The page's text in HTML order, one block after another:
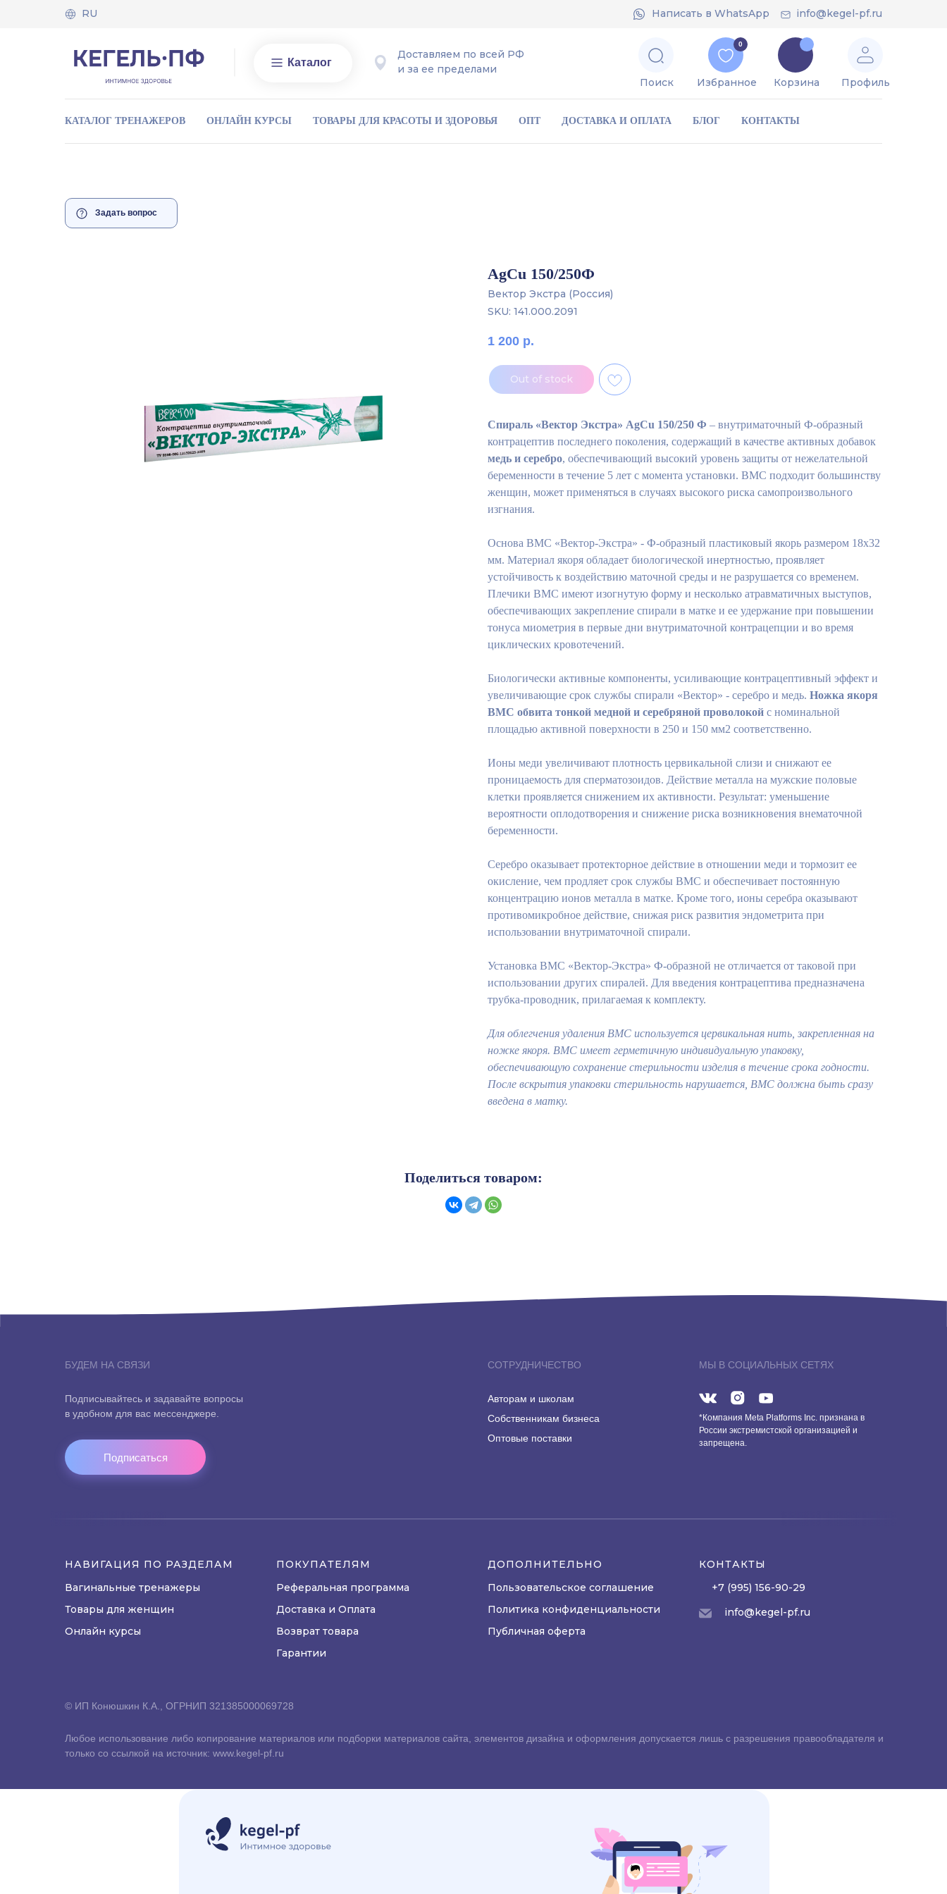
Напиcать в WhatsApp
RU info@kegel-pf.ru
Доставляем по всей РФ
и за ее пределами
Поиск
Избранное Корзина Профиль
Каталог
0
КАТАЛОГ ТРЕНАЖЕРОВ ОНЛАЙН КУРСЫ ТОВАРЫ ДЛЯ КРАСОТЫ И ЗДОРОВЬЯ ОПТ ДОСТАВКА И ОПЛАТА БЛОГ КОНТАКТЫ
Задать вопрос
AgCu 150/250Ф
Вектор Экстра (Россия)
SKU: 141.000.2091
1 200 р.
Out of stock
Спираль «Вектор Экстра» AgCu 150/250 Ф – внутриматочный Ф-образный
контрацептив последнего поколения, содержащий в качестве активных добавок
медь и серебро, обеспечивающий высокий уровень защиты от нежелательной
беременности в течение 5 лет с момента установки. ВМС подходит большинству
женщин, может применяться в случаях высокого риска самопроизвольного
изгнания.
Основа ВМС «Вектор-Экстра» - Ф-образный пластиковый якорь размером 18х32
мм. Материал якоря обладает биологической инертностью, проявляет
устойчивость к воздействию маточной среды и не разрушается со временем.
Плечики ВМС имеют изогнутую форму и несколько атравматичных выступов,
обеспечивающих закрепление спирали в матке и ее удержание при повышении
тонуса миометрия в первые дни внутриматочной контрацепции и во время
циклических кровотечений.
Биологически активные компоненты, усиливающие контрацептивный эффект и
увеличивающие срок службы спирали «Вектор» - серебро и медь. Ножка якоря
ВМС обвита тонкой медной и серебряной проволокой с номинальной
площадью активной поверхности в 250 и 150 мм2 соответственно.
Ионы меди увеличивают плотность цервикальной слизи и снижают ее
проницаемость для сперматозоидов. Действие металла на мужские половые
клетки проявляется снижением их активности. Результат: уменьшение
вероятности оплодотворения и снижение риска возникновения внематочной
беременности.
Серебро оказывает протекторное действие в отношении меди и тормозит ее
окисление, чем продляет срок службы ВМС и обеспечивает постоянную
концентрацию ионов металла в матке. Кроме того, ионы серебра оказывают
противомикробное действие, снижая риск развития эндометрита при
использовании внутриматочной спирали.
Установка ВМС «Вектор-Экстра» Ф-образной не отличается от таковой при
использовании других спиралей. Для введения контрацептива предназначена
трубка-проводник, прилагаемая к комплекту.
Для облегчения удаления ВМС используется цервикальная нить, закрепленная на
ножке якоря. ВМС имеет герметичную индивидуальную упаковку,
обеспечивающую сохранение стерильности изделия в течение срока годности.
После вскрытия упаковки стерильность нарушается, ВМС должна быть сразу
введена в матку.
Поделиться товаром:
БУДЕМ НА СВЯЗИ
Подписывайтесь и задавайте вопросы
в удобном для вас мессенджере.
СОТРУДНИЧЕСТВО
Авторам и школам
Собственникам бизнеса
Оптовые поставки
МЫ В СОЦИАЛЬНЫХ СЕТЯХ
Подписаться
*Компания Meta Platforms Inc. признана в
России экстремистской организацией и
запрещена.
НАВИГАЦИЯ ПО РАЗДЕЛАМ
Вагинальные тренажеры
Товары для женщин
Онлайн курсы
ПОКУПАТЕЛЯМ
Реферальная программа
Доставка и Оплата
Возврат товара
Гарантии
ДОПОЛНИТЕЛЬНО
Пользовательское соглашение
Политика конфиденциальности
Публичная оферта
КОНТАКТЫ
+7 (995) 156-90-29
info@kegel-pf.ru
Любое использование либо копирование материалов или подборки материалов сайта, элементов дизайна и оформления допускается лишь с разрешения правообладателя и
только со ссылкой на источник: www.kegel-pf.ru
© ИП Конюшкин К.А., ОГРНИП 321385000069728